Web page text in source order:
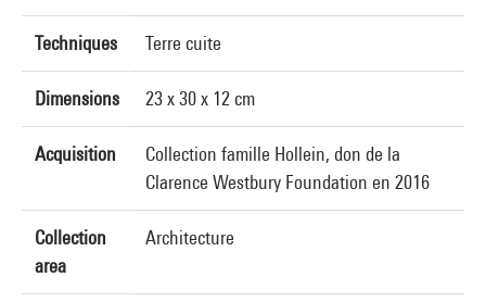
Techniques Terre cuite
Dimensions 23 x 30 x 12 cm
Acquisition
Collection famille Hollein, don de la
Clarence Westbury Foundation en 2016
Collection
area
Architecture